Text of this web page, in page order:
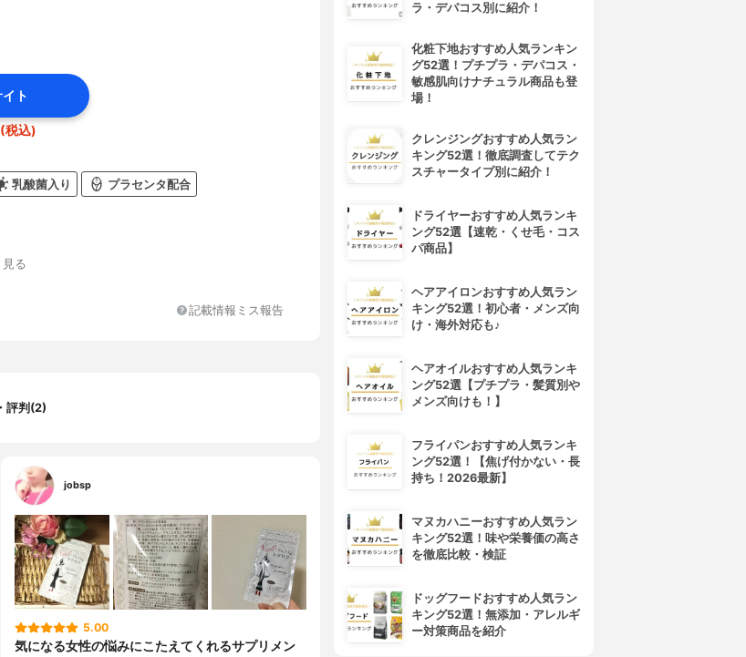
ト
税込)
乳酸菌入り プラセンタ配合
見る
記載情報ミス報告
評判(2)
jobsp
5.00
気になる女性の悩みにこたえてくれるサプリメン
ラ・デパコス別に紹介！
化粧下地おすすめ人気ランキン
グ52選！プチプラ・デパコス・
敏感肌向けナチュラル商品も登
場！
クレンジングおすすめ人気ラン
キング52選！徹底調査してテク
スチャータイプ別に紹介！
ドライヤーおすすめ人気ランキ
ング52選【速乾・くせ毛・コス
パ商品】
ヘアアイロンおすすめ人気ラン
キング52選！初心者・メンズ向
け・海外対応も♪
ヘアオイルおすすめ人気ランキ
ング52選【プチプラ・髪質別や
メンズ向けも！】
フライパンおすすめ人気ランキ
ング52選！【焦げ付かない・長
持ち！2026最新】
マヌカハニーおすすめ人気ラン
キング52選！味や栄養価の高さ
を徹底比較・検証
ドッグフードおすすめ人気ラン
キング52選！無添加・アレルギ
ー対策商品を紹介